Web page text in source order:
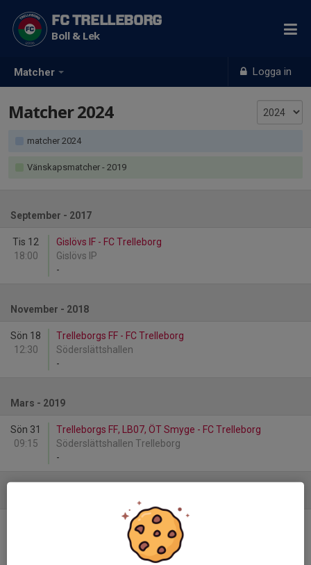
Matcher Logga in
FC TRELLEBORG
Boll & Lek
Matcher 2024
matcher 2024
Vänskapsmatcher - 2019
September - 2017
Tis 12
18:00
Gislövs IF - FC Trelleborg
Gislövs IP
-
November - 2018
Sön 18
12:30
Trelleborgs FF - FC Trelleborg
Söderslättshallen
-
Mars - 2019
Sön 31
09:15
Trelleborgs FF, LB07, ÖT Smyge - FC Trelleborg
Söderslättshallen Trelleborg
-
FC Trelleborg - Anderslövs BoIK